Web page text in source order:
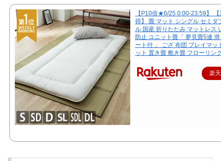
【P10倍★6/25 0:00-23:59】
得】 畳 マット シングル セミダ
ル 国産 折りたたみ マットレス
防止 ユニット畳「 夢見畳5連
ート付 」 ござ 布団 プレイマッ
ット 置き畳 敷き畳 フローリン
楽